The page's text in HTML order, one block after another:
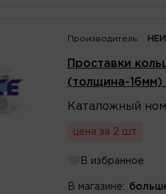
Производитель:
Проставки
(толщина-16мм)
Каталожный
цена за 2 шт
В избранное
В магазине: